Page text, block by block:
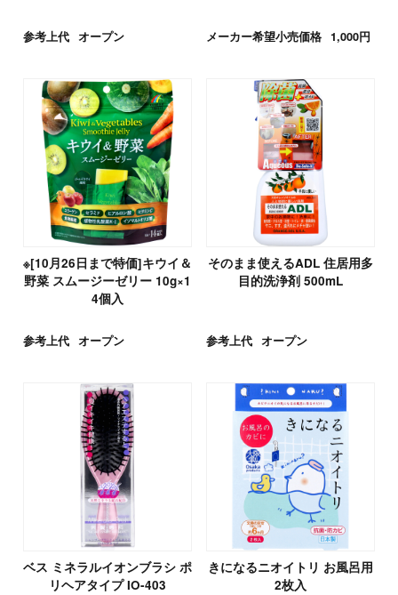
参考上代 オープン メーカー希望小売価格 1,000円
※[10月26日まで特価]キウイ＆
野菜 スムージーゼリー 10g×1
4個入
参考上代 オープン
そのまま使えるADL 住居用多
目的洗浄剤 500mL
参考上代 オープン
ベス ミネラルイオンブラシ ポ
リヘアタイプ IO-403
きになるニオイトリ お風呂用
2枚入